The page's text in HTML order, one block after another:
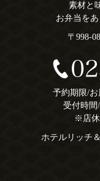
素材と
お弁当を
〒998-
予約期限/
受付時間
※店休
ホテルリッチ